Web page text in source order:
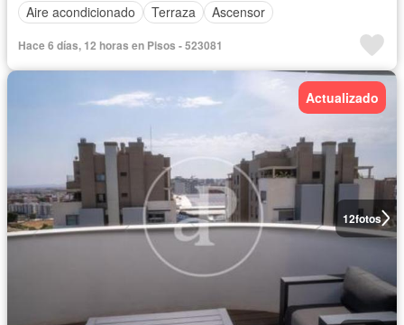
Aire acondicionado
Terraza Ascensor
Hace 6 días, 12 horas en Pisos - 523081
12fotos
Actualizado